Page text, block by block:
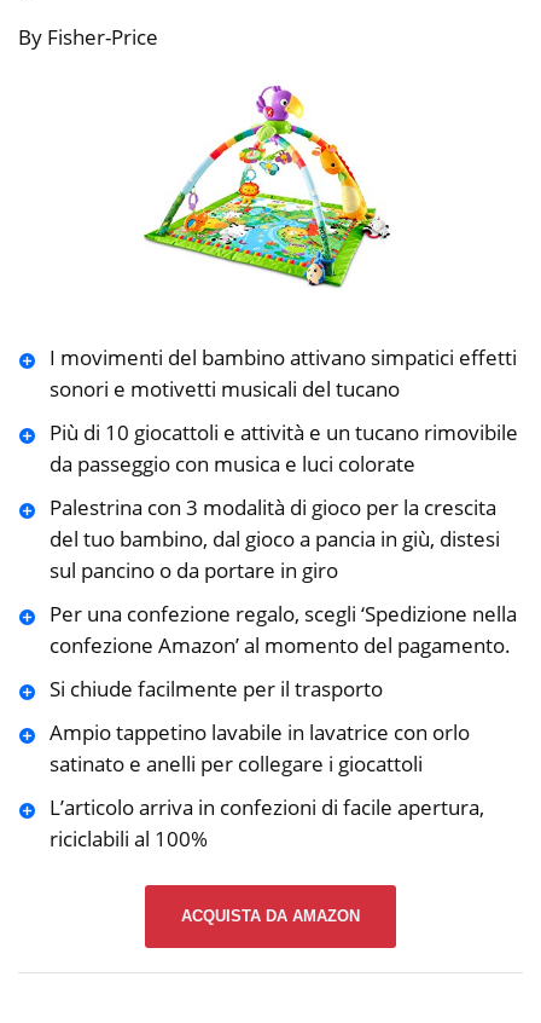
By Fisher-Price
I movimenti del bambino attivano simpatici effetti
sonori e motivetti musicali del tucano
Più di 10 giocattoli e attività e un tucano rimovibile
da passeggio con musica e luci colorate
Palestrina con 3 modalità di gioco per la crescita
del tuo bambino, dal gioco a pancia in giù, distesi
sul pancino o da portare in giro
Per una confezione regalo, scegli ‘Spedizione nella
confezione Amazon’ al momento del pagamento.
Si chiude facilmente per il trasporto
Ampio tappetino lavabile in lavatrice con orlo
satinato e anelli per collegare i giocattoli
L’articolo arriva in confezioni di facile apertura,
riciclabili al 100%
ACQUISTA DA AMAZON